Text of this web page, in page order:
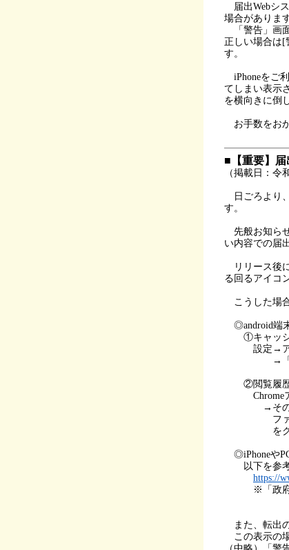
届出Webシ
場合があります
「警告」画
正しい場合は[
す。
iPhoneをご
てしまい表示
を横向きに倒
お手数をお
■【重要】
（掲載日：令
日ごろより
す。
先般お知ら
い内容での届
リリース後
る回るアイコ
こうした場
◎android端
①キャッシ
設定→アプ
→「キャ
②閲覧履歴
Chromeア
→その他の
ファイルの
をクリ
◎iPhoneや
以下を参考
https://
※「政府広
また、転出
この表示の